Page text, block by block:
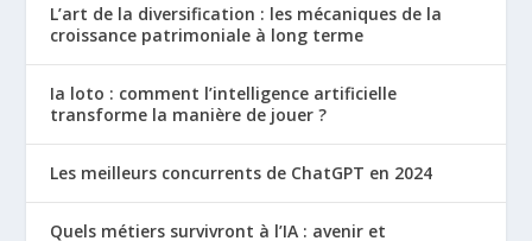
L’art de la diversification : les mécaniques de la
croissance patrimoniale à long terme
Ia loto : comment l’intelligence artificielle
transforme la manière de jouer ?
Les meilleurs concurrents de ChatGPT en 2024
Quels métiers survivront à l’IA : avenir et